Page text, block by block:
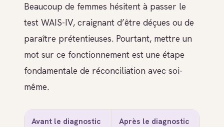
Beaucoup de femmes hésitent à passer le
test WAIS-IV, craignant d’être déçues ou de
paraître prétentieuses. Pourtant, mettre un
mot sur ce fonctionnement est une étape
fondamentale de réconciliation avec soi-
même.
Avant le diagnostic Après le diagnostic